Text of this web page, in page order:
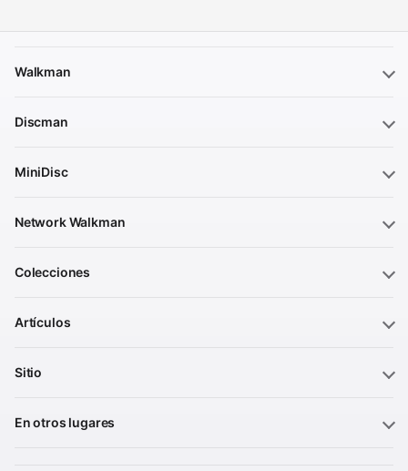
Walkman
Discman
MiniDisc
Network Walkman
Colecciones
Artículos
Sitio
En otros lugares